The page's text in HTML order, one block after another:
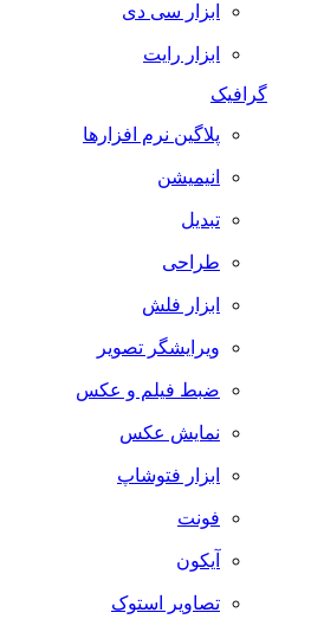
ابزار سی دی
ابزار رایت
گرافیک
پلاگین نرم افزارها
انیمیشن
تبدیل
طراحی
ابزار فلش
ویرایشگر تصویر
ضبط فيلم و عكس
نمایش عکس
ابزار فتوشاپ
فونت
آیکون
تصاویر استوک